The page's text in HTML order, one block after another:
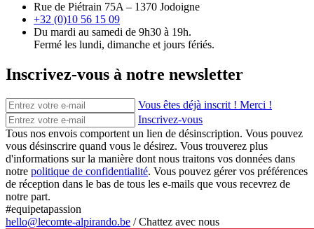
Rue de Piétrain 75A – 1370 Jodoigne
+32 (0)10 56 15 09
Du mardi au samedi de 9h30 à 19h.
Fermé les lundi, dimanche et jours fériés.
Inscrivez-vous à notre newsletter
Vous êtes déjà inscrit ! Merci !
Inscrivez-vous
Tous nos envois comportent un lien de désinscription. Vous pouvez
vous désinscrire quand vous le désirez. Vous trouverez plus
d'informations sur la manière dont nous traitons vos données dans
notre politique de confidentialité. Vous pouvez gérer vos préférences
de réception dans le bas de tous les e-mails que vous recevrez de
notre part.
#equipetapassion
hello@lecomte-alpirando.be /Chattez avec nous